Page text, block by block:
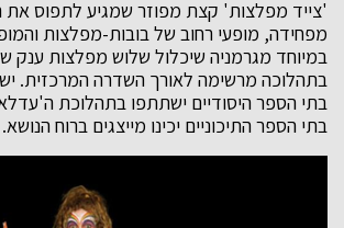
'צייד מפלצות' קצת מפוזר שמגיע לתפוס
מפחידה, מופעי רחוב של בובות-מפלצות
במיוחד מגרמניה שיכלול שלוש מפלצות ענק
בתהלוכה מרשימה לאורך השדרה המרכזית. יש
בתי הספר היסודיים ישתתפו בתהלוכת
בתי הספר התיכוניים יכינו מייצגים ברוח הנושא.